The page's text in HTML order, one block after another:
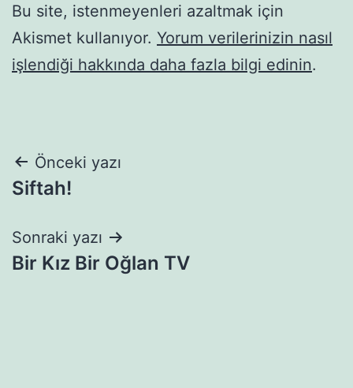
Bu site, istenmeyenleri azaltmak için
Akismet kullanıyor. Yorum verilerinizin nasıl
işlendiği hakkında daha fazla bilgi edinin.
Yazı
gezinmesi
Önceki yazı
Siftah!
Sonraki yazı
Bir Kız Bir Oğlan TV